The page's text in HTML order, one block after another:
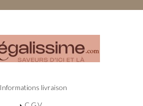
Informations livraison